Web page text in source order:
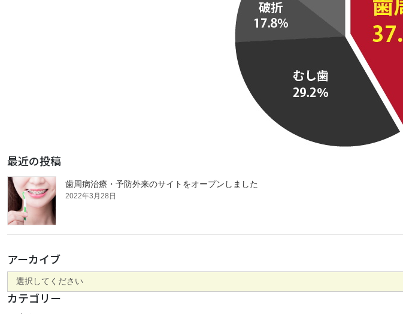
最近の投稿
歯周病治療・予防外来のサイトをオープンしました
2022年3月28日
アーカイブ
カテゴリー